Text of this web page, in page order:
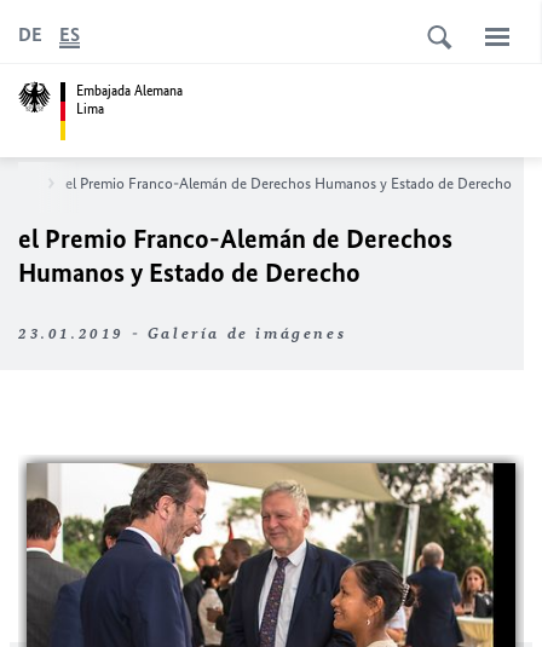
Embajada Alemana
Lima
DE ES
el Premio Franco-Alemán de Derechos Humanos y Estado de Derecho
el Premio Franco-Alemán de Derechos
Humanos y Estado de Derecho
23.01.2019 - Galería de imágenes